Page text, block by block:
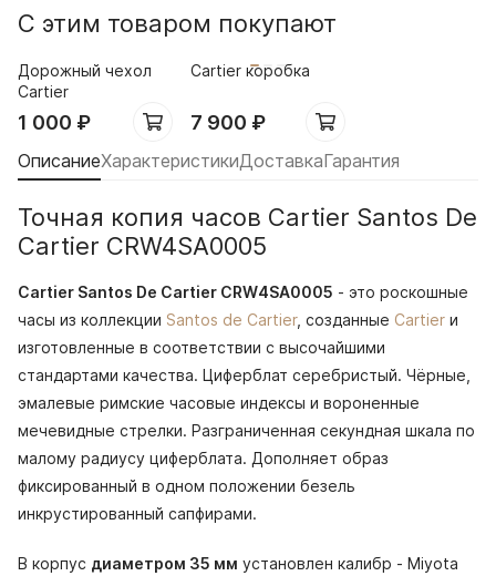
С этим товаром покупают
Дорожный чехол
Cartier
1 000 ₽
Cartier коробка
7 900 ₽
ОписаниеХарактеристикиДоставкаГарантия
Точная копия часов Cartier Santos De
Cartier CRW4SA0005
Cartier Santos De Cartier CRW4SA0005 - это роскошные
часы из коллекции Santos de Cartier, созданные Cartier и
изготовленные в соответствии с высочайшими
стандартами качества. Циферблат серебристый. Чёрные,
эмалевые римские часовые индексы и вороненные
мечевидные стрелки. Разграниченная секундная шкала по
малому радиусу циферблата. Дополняет образ
фиксированный в одном положении безель
инкрустированный сапфирами.
В корпус диаметром 35 мм установлен калибр - Miyota